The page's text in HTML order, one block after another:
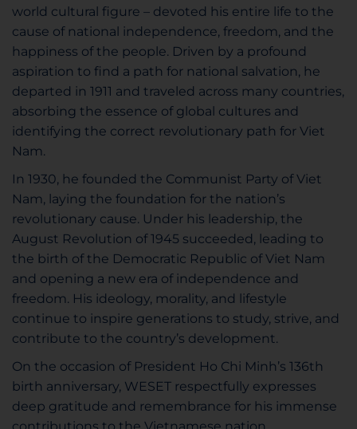
world cultural figure – devoted his entire life to the
cause of national independence, freedom, and the
happiness of the people. Driven by a profound
aspiration to find a path for national salvation, he
departed in 1911 and traveled across many countries,
absorbing the essence of global cultures and
identifying the correct revolutionary path for Viet
Nam.
In 1930, he founded the Communist Party of Viet
Nam, laying the foundation for the nation’s
revolutionary cause. Under his leadership, the
August Revolution of 1945 succeeded, leading to
the birth of the Democratic Republic of Viet Nam
and opening a new era of independence and
freedom. His ideology, morality, and lifestyle
continue to inspire generations to study, strive, and
contribute to the country’s development.
On the occasion of President Ho Chi Minh’s 136th
birth anniversary, WESET respectfully expresses
deep gratitude and remembrance for his immense